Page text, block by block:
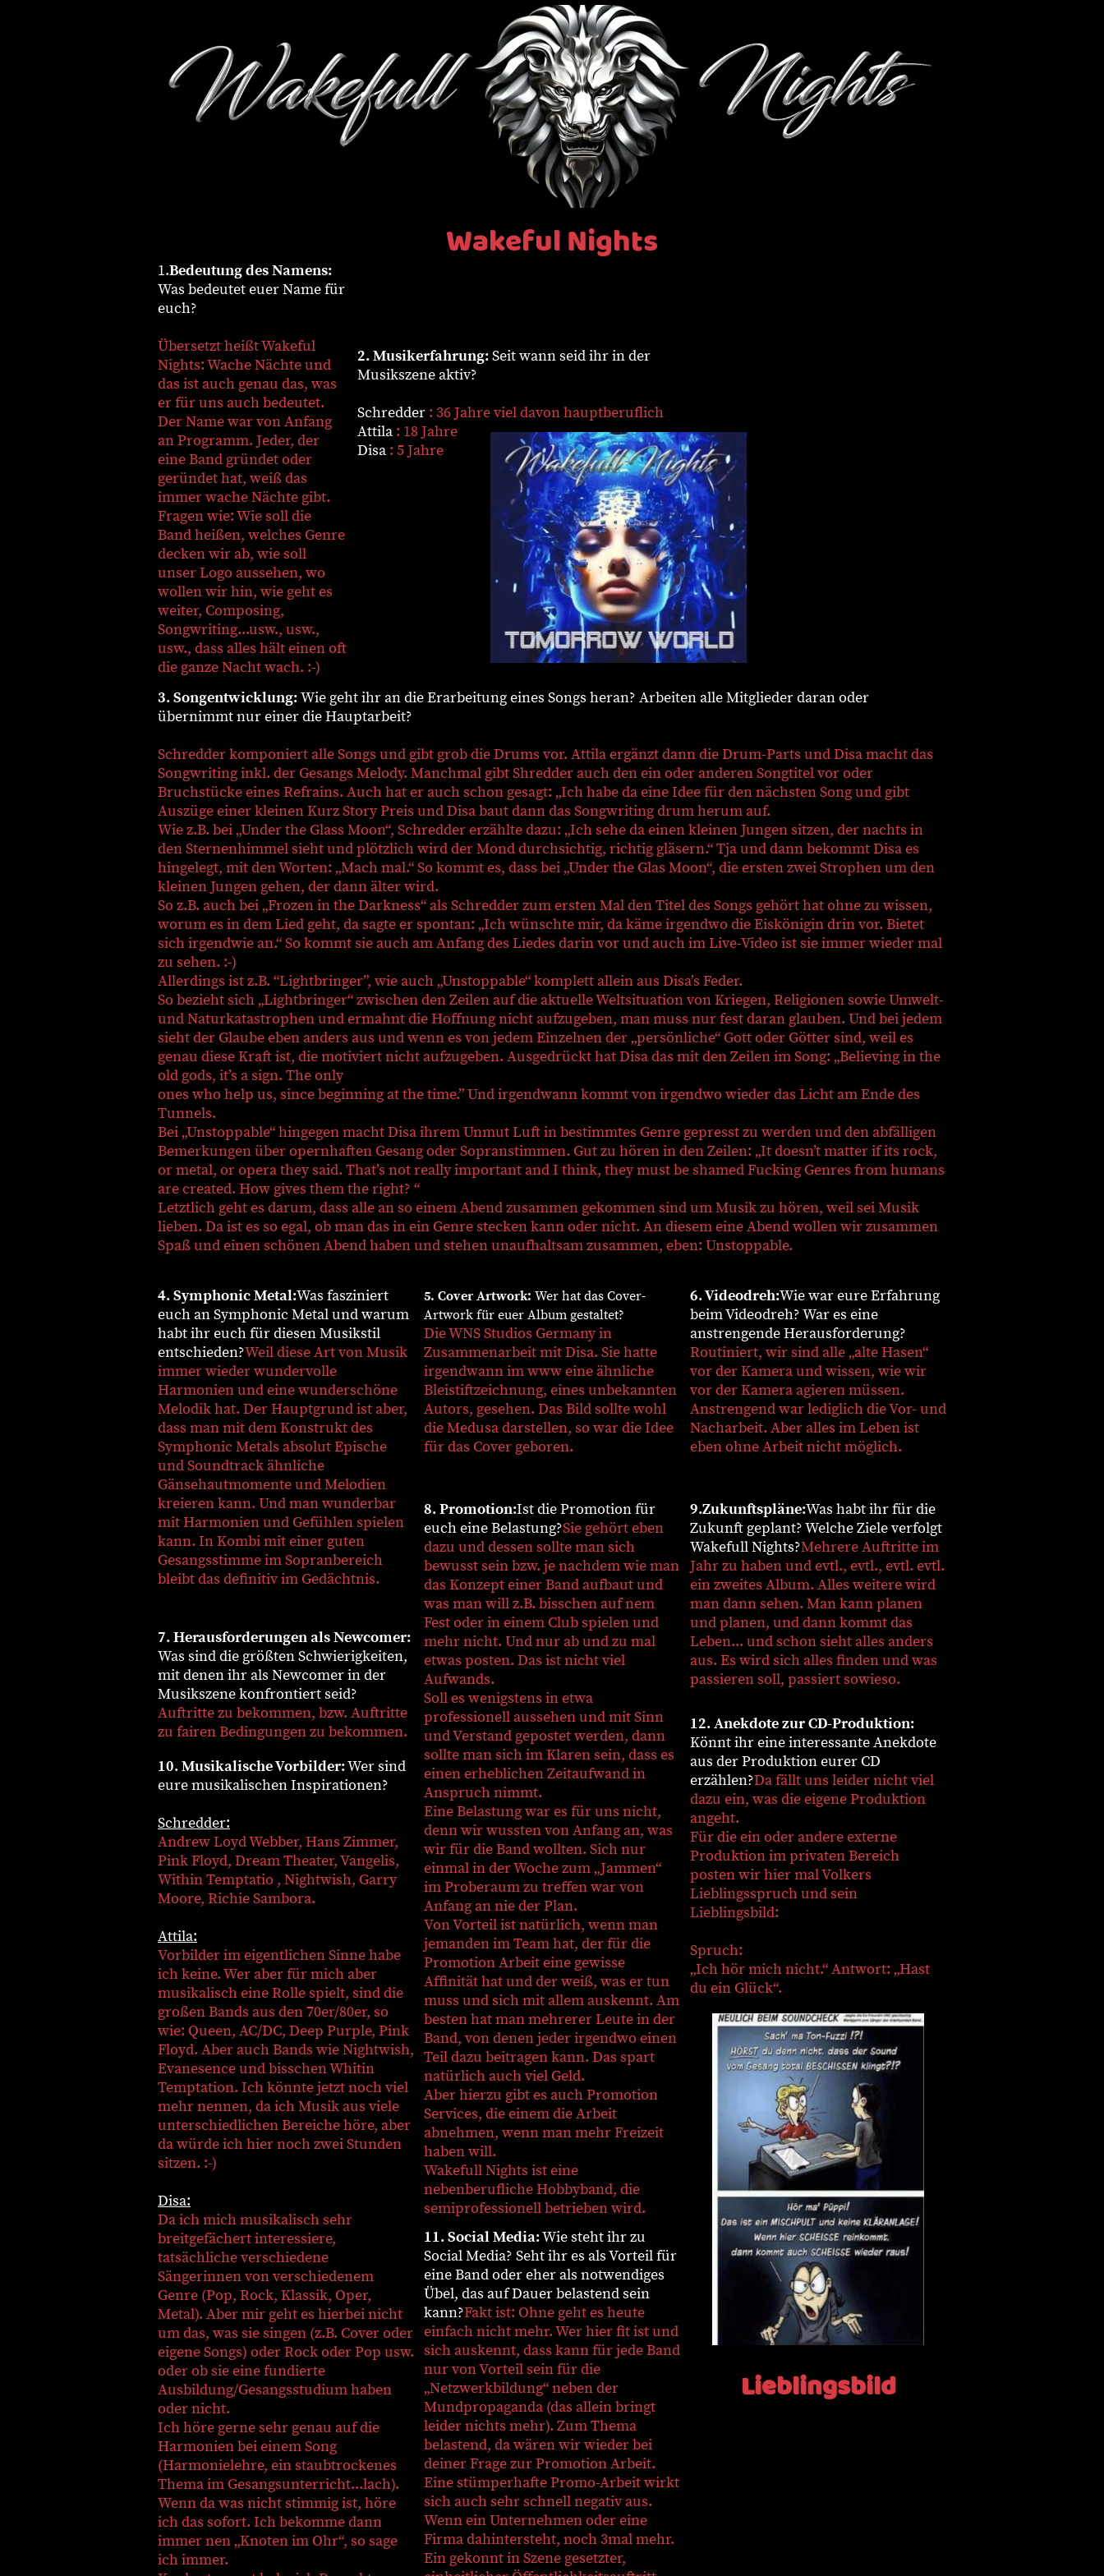
Wakeful Nights
1.Bedeutung des Namens:
Was bedeutet euer Name für
euch?
Übersetzt heißt Wakeful
Nights: Wache Nächte und
das ist auch genau das, was
er für uns auch bedeutet.
Der Name war von Anfang
an Programm. Jeder, der
eine Band gründet oder
geründet hat, weiß das
immer wache Nächte gibt.
Fragen wie: Wie soll die
Band heißen, welches Genre
decken wir ab, wie soll
unser Logo aussehen, wo
wollen wir hin, wie geht es
weiter, Composing,
Songwriting...usw., usw.,
usw., dass alles hält einen oft
die ganze Nacht wach. :-)
2. Musikerfahrung:Seit wann seid ihr in der
Musikszene aktiv?
Schredder : 36 Jahre viel davon hauptberuflich
Attila : 18 Jahre
Disa : 5 Jahre
3. Songentwicklung:Wie geht ihr an die Erarbeitung eines Songs heran? Arbeiten alle Mitglieder daran oder
übernimmt nur einer die Hauptarbeit?
Schredder komponiert alle Songs und gibt grob die Drums vor. Attila ergänzt dann die Drum-Parts und Disa macht das
Songwriting inkl. der Gesangs Melody. Manchmal gibt Shredder auch den ein oder anderen Songtitel vor oder
Bruchstücke eines Refrains. Auch hat er auch schon gesagt: „Ich habe da eine Idee für den nächsten Song und gibt
Auszüge einer kleinen Kurz Story Preis und Disa baut dann das Songwriting drum herum auf.
Wie z.B. bei „Under the Glass Moon“, Schredder erzählte dazu: „Ich sehe da einen kleinen Jungen sitzen, der nachts in
den Sternenhimmel sieht und plötzlich wird der Mond durchsichtig, richtig gläsern.“ Tja und dann bekommt Disa es
hingelegt, mit den Worten: „Mach mal.“ So kommt es, dass bei „Under the Glas Moon“, die ersten zwei Strophen um den
kleinen Jungen gehen, der dann älter wird.
So z.B. auch bei „Frozen in the Darkness“ als Schredder zum ersten Mal den Titel des Songs gehört hat ohne zu wissen,
worum es in dem Lied geht, da sagte er spontan: „Ich wünschte mir, da käme irgendwo die Eiskönigin drin vor. Bietet
sich irgendwie an.“ So kommt sie auch am Anfang des Liedes darin vor und auch im Live-Video ist sie immer wieder mal
zu sehen. :-)
Allerdings ist z.B. “Lightbringer”, wie auch „Unstoppable“ komplett allein aus Disa’s Feder.
So bezieht sich „Lightbringer“ zwischen den Zeilen auf die aktuelle Weltsituation von Kriegen, Religionen sowie Umwelt-
und Naturkatastrophen und ermahnt die Hoffnung nicht aufzugeben, man muss nur fest daran glauben. Und bei jedem
sieht der Glaube eben anders aus und wenn es von jedem Einzelnen der „persönliche“ Gott oder Götter sind, weil es
genau diese Kraft ist, die motiviert nicht aufzugeben. Ausgedrückt hat Disa das mit den Zeilen im Song: „Believing in the
old gods, it’s a sign. The only
ones who help us, since beginning at the time.” Und irgendwann kommt von irgendwo wieder das Licht am Ende des
Tunnels.
Bei „Unstoppable“ hingegen macht Disa ihrem Unmut Luft in bestimmtes Genre gepresst zu werden und den abfälligen
Bemerkungen über opernhaften Gesang oder Sopranstimmen. Gut zu hören in den Zeilen: „It doesn’t matter if its rock,
or metal, or opera they said. That’s not really important and I think, they must be shamed Fucking Genres from humans
are created. How gives them the right? “
Letztlich geht es darum, dass alle an so einem Abend zusammen gekommen sind um Musik zu hören, weil sei Musik
lieben. Da ist es so egal, ob man das in ein Genre stecken kann oder nicht. An diesem eine Abend wollen wir zusammen
Spaß und einen schönen Abend haben und stehen unaufhaltsam zusammen, eben: Unstoppable.
4. Symphonic Metal:Was fasziniert
euch an Symphonic Metal und warum
habt ihr euch für diesen Musikstil
entschieden?Weil diese Art von Musik
immer wieder wundervolle
Harmonien und eine wunderschöne
Melodik hat. Der Hauptgrund ist aber,
dass man mit dem Konstrukt des
Symphonic Metals absolut Epische
und Soundtrack ähnliche
Gänsehautmomente und Melodien
kreieren kann. Und man wunderbar
mit Harmonien und Gefühlen spielen
kann. In Kombi mit einer guten
Gesangsstimme im Sopranbereich
bleibt das definitiv im Gedächtnis.
5. Cover Artwork: Wer hat das Cover-
Artwork für euer Album gestaltet?
Die WNS Studios Germany in
Zusammenarbeit mit Disa. Sie hatte
irgendwann im www eine ähnliche
Bleistiftzeichnung, eines unbekannten
Autors, gesehen. Das Bild sollte wohl
die Medusa darstellen, so war die Idee
für das Cover geboren.
6. Videodreh:Wie war eure Erfahrung
beim Videodreh?War es eine
anstrengende Herausforderung?
Routiniert, wir sind alle „alte Hasen“
vor der Kamera und wissen, wie wir
vor der Kamera agieren müssen.
Anstrengend war lediglich die Vor- und
Nacharbeit. Aber alles im Leben ist
eben ohne Arbeit nicht möglich.
7. Herausforderungen als Newcomer:
Was sind die größten Schwierigkeiten,
mit denen ihr als Newcomer in der
Musikszene konfrontiert seid?
Auftritte zu bekommen, bzw. Auftritte
zu fairen Bedingungen zu bekommen.
8. Promotion:Ist die Promotion für
euch eine Belastung?Sie gehört eben
dazu und dessen sollte man sich
bewusst sein bzw. je nachdem wie man
das Konzept einer Band aufbaut und
was man will z.B. bisschen auf nem
Fest oder in einem Club spielen und
mehr nicht. Und nur ab und zu mal
etwas posten. Das ist nicht viel
Aufwands.
Soll es wenigstens in etwa
professionell aussehen und mit Sinn
und Verstand gepostet werden, dann
sollte man sich im Klaren sein, dass es
einen erheblichen Zeitaufwand in
Anspruch nimmt.
Eine Belastung war es für uns nicht,
denn wir wussten von Anfang an, was
wir für die Band wollten. Sich nur
einmal in der Woche zum „Jammen“
im Proberaum zu treffen war von
Anfang an nie der Plan.
Von Vorteil ist natürlich, wenn man
jemanden im Team hat, der für die
Promotion Arbeit eine gewisse
Affinität hat und der weiß, was er tun
muss und sich mit allem auskennt. Am
besten hat man mehrerer Leute in der
Band, von denen jeder irgendwo einen
Teil dazu beitragen kann. Das spart
natürlich auch viel Geld.
Aber hierzu gibt es auch Promotion
Services, die einem die Arbeit
abnehmen, wenn man mehr Freizeit
haben will.
Wakefull Nights ist eine
nebenberufliche Hobbyband, die
semiprofessionell betrieben wird.
9.Zukunftspläne:Was habt ihr für die
Zukunft geplant? Welche Ziele verfolgt
Wakefull Nights?Mehrere Auftritte im
Jahr zu haben und evtl., evtl., evtl. evtl.
ein zweites Album. Alles weitere wird
man dann sehen. Man kann planen
und planen, und dann kommt das
Leben... und schon sieht alles anders
aus. Es wird sich alles finden und was
passieren soll, passiert sowieso.
10. Musikalische Vorbilder:Wer sind
eure musikalischen Inspirationen?
Schredder:
Andrew Loyd Webber, Hans Zimmer,
Pink Floyd, Dream Theater, Vangelis,
Within Temptatio , Nightwish, Garry
Moore, Richie Sambora.
Attila:
Vorbilder im eigentlichen Sinne habe
ich keine. Wer aber für mich aber
musikalisch eine Rolle spielt, sind die
großen Bands aus den 70er/80er, so
wie: Queen, AC/DC, Deep Purple, Pink
Floyd. Aber auch Bands wie Nightwish,
Evanesence und bisschen Whitin
Temptation. Ich könnte jetzt noch viel
mehr nennen, da ich Musik aus viele
unterschiedlichen Bereiche höre, aber
da würde ich hier noch zwei Stunden
sitzen. :-)
Disa:
Da ich mich musikalisch sehr
breitgefächert interessiere,
tatsächliche verschiedene
Sängerinnen von verschiedenem
Genre (Pop, Rock, Klassik, Oper,
Metal). Aber mir geht es hierbei nicht
um das, was sie singen (z.B. Cover oder
eigene Songs) oder Rock oder Pop usw.
oder ob sie eine fundierte
Ausbildung/Gesangsstudium haben
oder nicht.
Ich höre gerne sehr genau auf die
Harmonien bei einem Song
(Harmonielehre, ein staubtrockenes
Thema im Gesangsunterricht...lach).
Wenn da was nicht stimmig ist, höre
ich das sofort. Ich bekomme dann
immer nen „Knoten im Ohr“, so sage
ich immer.
11. Social Media:Wie steht ihr zu
Social Media? Seht ihr es als Vorteil für
eine Band oder eher als notwendiges
Übel, das auf Dauer belastend sein
kann?Fakt ist: Ohne geht es heute
einfach nicht mehr. Wer hier fit ist und
sich auskennt, dass kann für jede Band
nur von Vorteil sein für die
„Netzwerkbildung“ neben der
Mundpropaganda (das allein bringt
leider nichts mehr). Zum Thema
belastend, da wären wir wieder bei
deiner Frage zur Promotion Arbeit.
Eine stümperhafte Promo-Arbeit wirkt
sich auch sehr schnell negativ aus.
Wenn ein Unternehmen oder eine
Firma dahintersteht, noch 3mal mehr.
Ein gekonnt in Szene gesetzter,
12. Anekdote zur CD-Produktion:
Könnt ihr eine interessante Anekdote
aus der Produktion eurer CD
erzählen?Da fällt uns leider nicht viel
dazu ein, was die eigene Produktion
angeht.
Für die ein oder andere externe
Produktion im privaten Bereich
posten wir hier mal Volkers
Lieblingsspruch und sein
Lieblingsbild:
Spruch:
„Ich hör mich nicht.“ Antwort: „Hast
du ein Glück“.
Lieblingsbild